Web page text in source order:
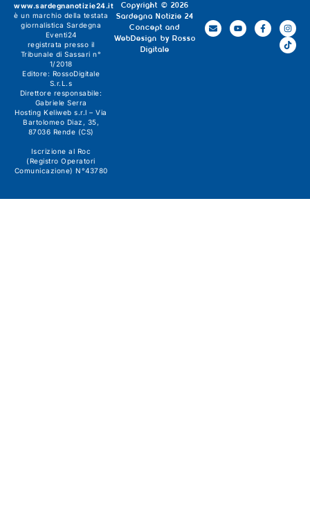
Copyright © 2026
Sardegna Notizie 24
Concept and
WebDesign by Rosso
Digitale
www.sardegnanotizie24.it
è un marchio della testata
giornalistica Sardegna
Eventi24
registrata presso il
Tribunale di Sassari n°
1/2018
Editore: RossoDigitale
S.r.L.s
Direttore responsabile:
Gabriele Serra
Hosting Keliweb s.r.l – Via
Bartolomeo Diaz, 35,
87036 Rende (CS)
Iscrizione al Roc
(Registro Operatori
Comunicazione) N°43780